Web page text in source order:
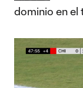
dominio en el